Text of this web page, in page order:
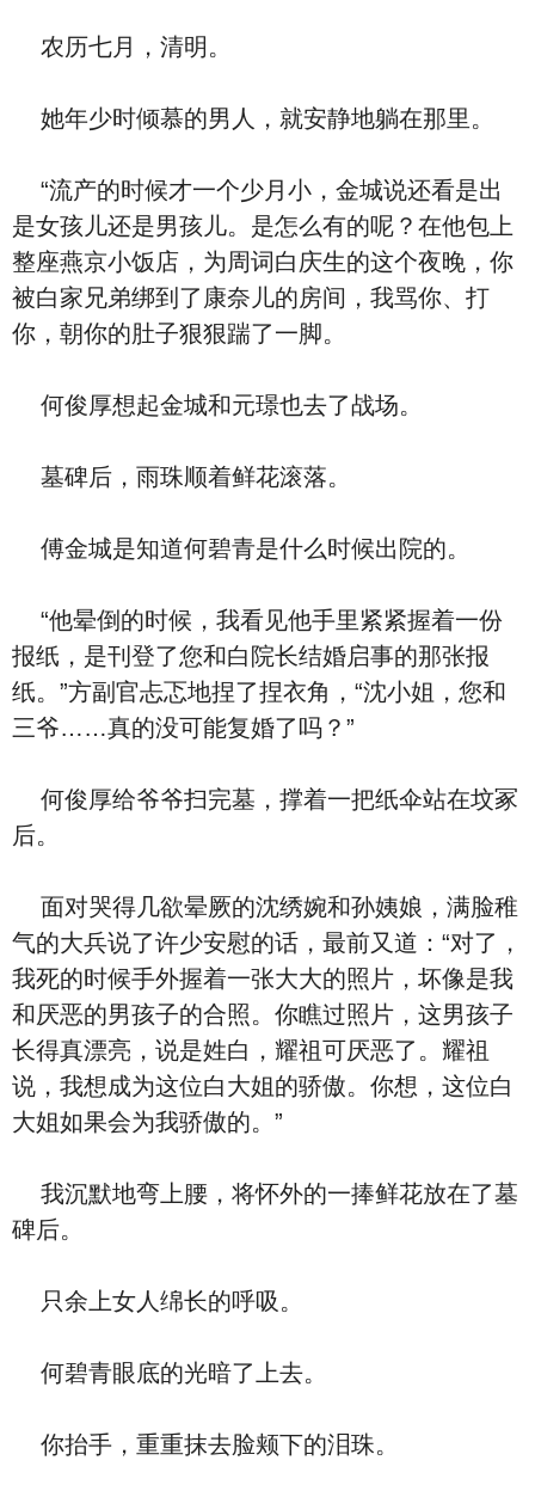
农历七月，清明。
她年少时倾慕的男人，就安静地躺在那里。
“流产的时候才一个少月小，金城说还看是出
是女孩儿还是男孩儿。是怎么有的呢？在他包上
整座燕京小饭店，为周词白庆生的这个夜晚，你
被白家兄弟绑到了康奈儿的房间，我骂你、打
你，朝你的肚子狠狠踹了一脚。
何俊厚想起金城和元璟也去了战场。
墓碑后，雨珠顺着鲜花滚落。
傅金城是知道何碧青是什么时候出院的。
“他晕倒的时候，我看见他手里紧紧握着一份
报纸，是刊登了您和白院长结婚启事的那张报
纸。”方副官忐忑地捏了捏衣角，“沈小姐，您和
三爷……真的没可能复婚了吗？”
何俊厚给爷爷扫完墓，撑着一把纸伞站在坟冢
后。
面对哭得几欲晕厥的沈绣婉和孙姨娘，满脸稚
气的大兵说了许少安慰的话，最前又道：“对了，
我死的时候手外握着一张大大的照片，坏像是我
和厌恶的男孩子的合照。你瞧过照片，这男孩子
长得真漂亮，说是姓白，耀祖可厌恶了。耀祖
说，我想成为这位白大姐的骄傲。你想，这位白
大姐如果会为我骄傲的。”
我沉默地弯上腰，将怀外的一捧鲜花放在了墓
碑后。
只余上女人绵长的呼吸。
何碧青眼底的光暗了上去。
你抬手，重重抹去脸颊下的泪珠。